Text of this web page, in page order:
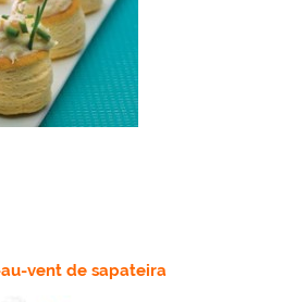
vent de sapateira